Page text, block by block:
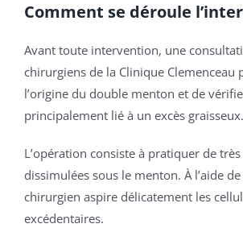
Comment se déroule
Avant toute intervention, une
chirurgiens de la Clinique Clemenceau
l’origine du double menton et de
principalement lié à un excès graisseux.
L’opération consiste à pratiquer de
dissimulées sous le menton. À l’aide
chirurgien aspire délicatement les
excédentaires.